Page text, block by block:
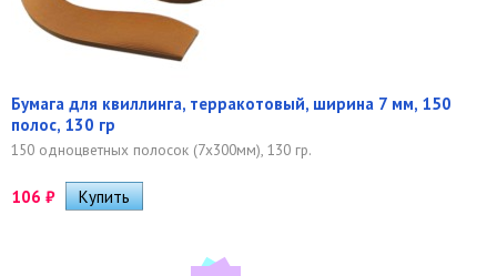
Бумага для квиллинга, терракотовый, ширина 7 мм, 150
полос, 130 гр
150 одноцветных полосок (7х300мм), 130 гр.
106 ₽